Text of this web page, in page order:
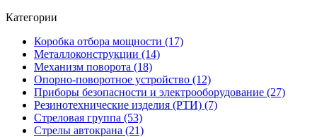
Категории
Коробка отбора мощности (17)
Металлоконструкции (14)
Механизм поворота (18)
Опорно-поворотное устройство (12)
Приборы безопасности и электрооборудование (27)
Резинотехнические изделия (РТИ) (7)
Стреловая группа (53)
Стрелы автокрана (21)